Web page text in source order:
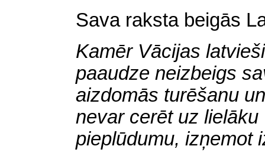
Sava raksta beigās
Kamēr Vācijas
paaudze neizbeigs
aizdomās turēšanu
nevar cerēt uz
pieplūdumu, izņemot